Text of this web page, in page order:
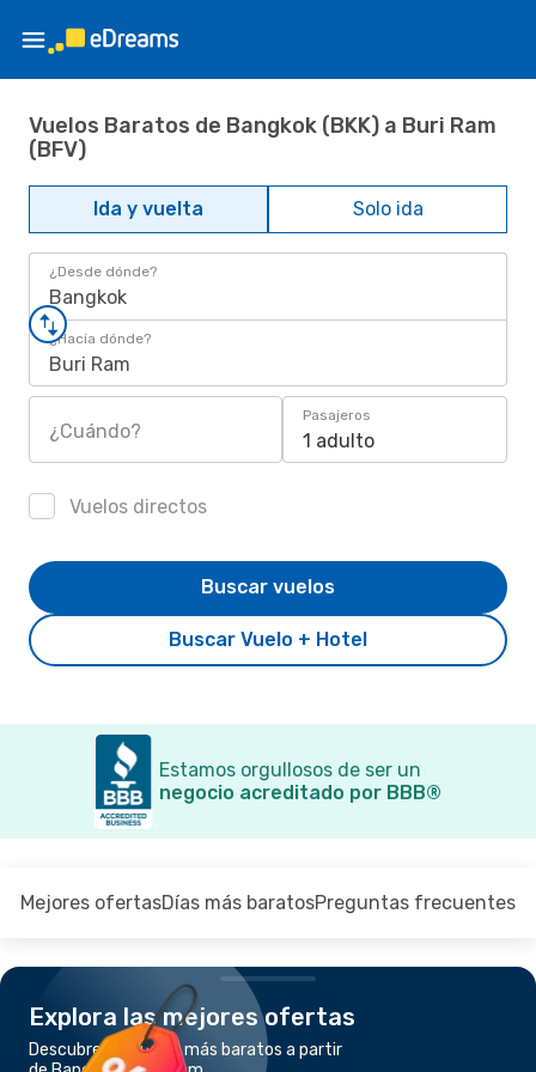
Vuelos Baratos de Bangkok (BKK) a Buri Ram
(BFV)
Ida y vuelta Solo ida
¿Desde dónde?
Bangkok
¿Hacia dónde?
Buri Ram
¿Cuándo?
Pasajeros
1 adulto
Vuelos directos
Buscar Vuelo + Hotel
Buscar vuelos
Estamos orgullosos de ser un
negocio acreditado por BBB®
Mejores ofertasDías más baratosPreguntas frecuentes
Explora las mejores ofertas
Descubre los vuelos más baratos a partir